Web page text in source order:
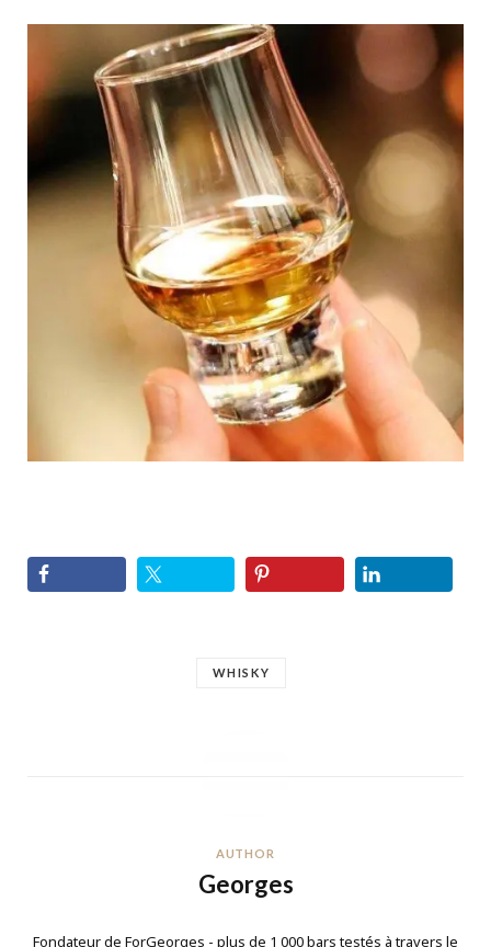
WHISKY
AUTHOR
Georges
Fondateur de ForGeorges - plus de 1 000 bars testés à travers le